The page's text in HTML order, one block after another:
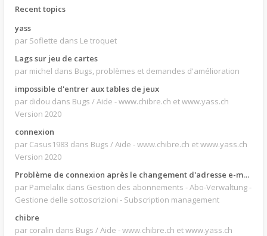
Recent topics
yass
par Soflette dans Le troquet
Lags sur jeu de cartes
par michel dans Bugs, problèmes et demandes d'amélioration
impossible d'entrer aux tables de jeux
par didou dans Bugs / Aide - www.chibre.ch et www.yass.ch
Version 2020
connexion
par Casus1983 dans Bugs / Aide - www.chibre.ch et www.yass.ch
Version 2020
Problème de connexion après le changement d'adresse e-mail.
par Pamelalix dans Gestion des abonnements - Abo-Verwaltung -
Gestione delle sottoscrizioni - Subscription management
chibre
par coralin dans Bugs / Aide - www.chibre.ch et www.yass.ch